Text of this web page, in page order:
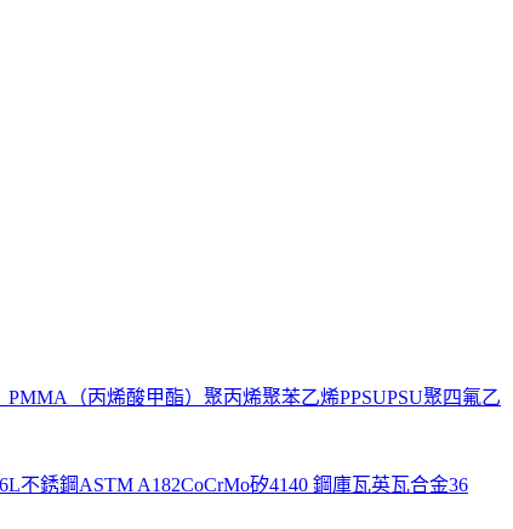
PMMA（丙烯酸甲酯） 聚丙烯聚苯乙烯PPSUPSU聚四氟乙
不銹鋼ASTM A182CoCrMo矽4140 鋼庫瓦英瓦合金36